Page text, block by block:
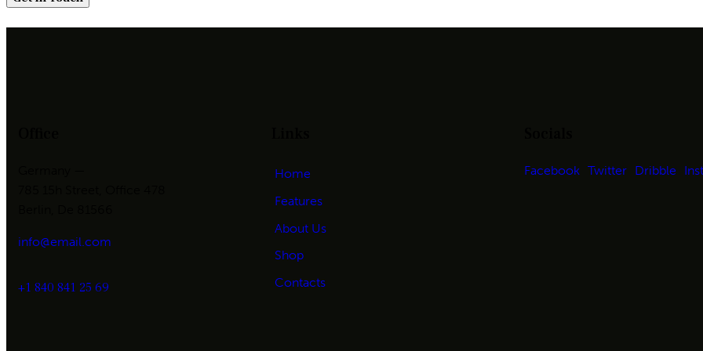
info@email.com
+1 840 841 25 69
Home
Features
About Us
Shop
Contacts
Facebook Twitter Dribble